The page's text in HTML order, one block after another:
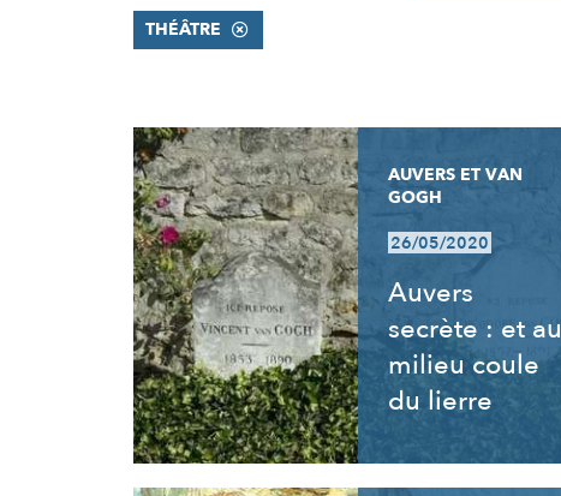
THÉÂTRE
RÉSULTATS
AUVERS ET VAN
GOGH
26/05/2020
Auvers
secrète : et au
milieu coule
du lierre